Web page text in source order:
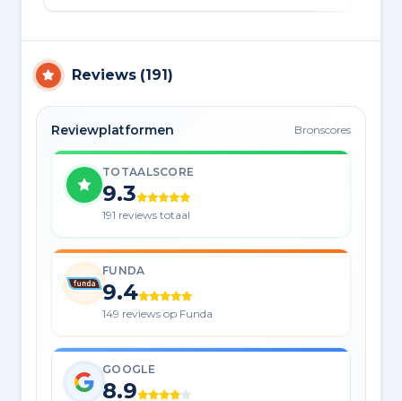
Reviews (191)
Reviewplatformen Bronscores
TOTAALSCORE
9.3
191 reviews totaal
FUNDA
9.4
149 reviews op Funda
GOOGLE
8.9